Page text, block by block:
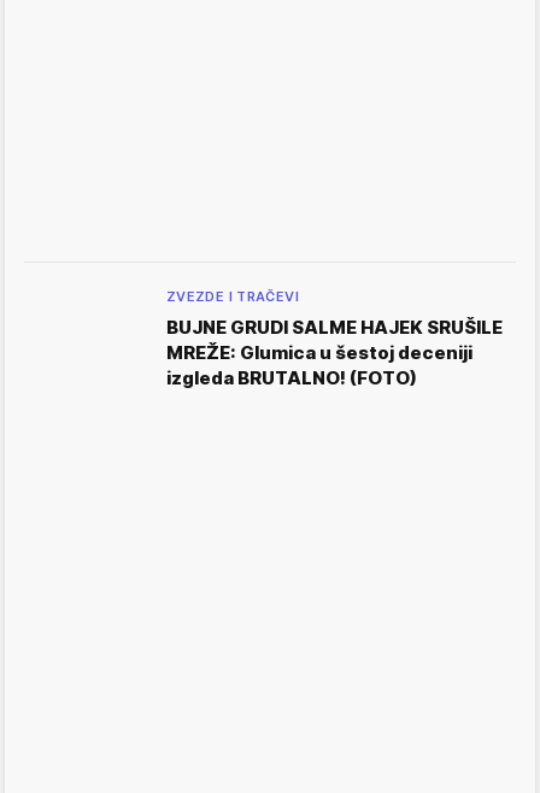
ZVEZDE I TRAČEVI
BUJNE GRUDI SALME HAJEK SRUŠILE
MREŽE: Glumica u šestoj deceniji
izgleda BRUTALNO! (FOTO)